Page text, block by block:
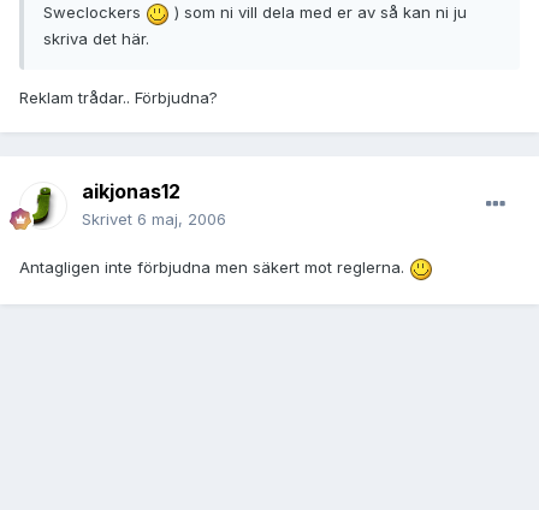
Sweclockers
) som ni vill dela med er av så kan ni ju
skriva det här.
Reklam trådar.. Förbjudna?
aikjonas12
Skrivet 6 maj, 2006
Antagligen inte förbjudna men säkert mot reglerna.